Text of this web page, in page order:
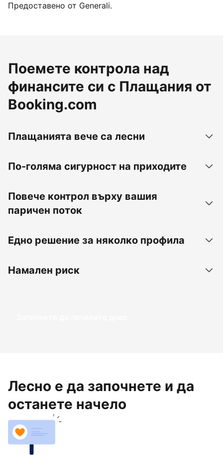
Предоставено от Generali.
Поемете контрола над
финансите си с Плащания от
Booking.com
Плащанията вече са лесни
По-голяма сигурност на приходите
Повече контрол върху вашия
паричен поток
Едно решение за няколко профила
Намален риск
Започнете да печелите днес
Лесно е да започнете и да
останете начело